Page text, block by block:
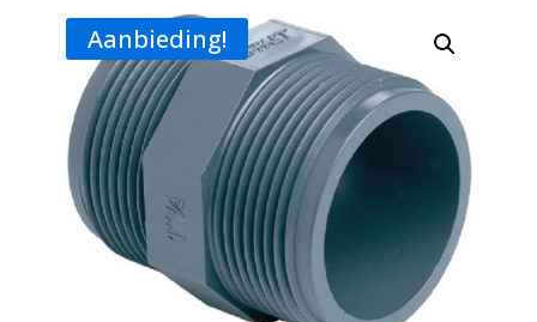
Aanbieding!